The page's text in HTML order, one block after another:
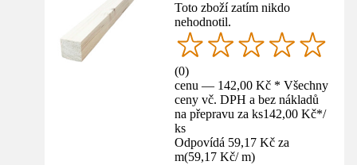
Toto zboží zatím nikdo
nehodnotil.
(0)
cenu — 142,00 Kč * Všechny
ceny vč. DPH a bez nákladů
na přepravu za ks142,00 Kč*/
ks
Odpovídá 59,17 Kč za
m(59,17 Kč/ m)